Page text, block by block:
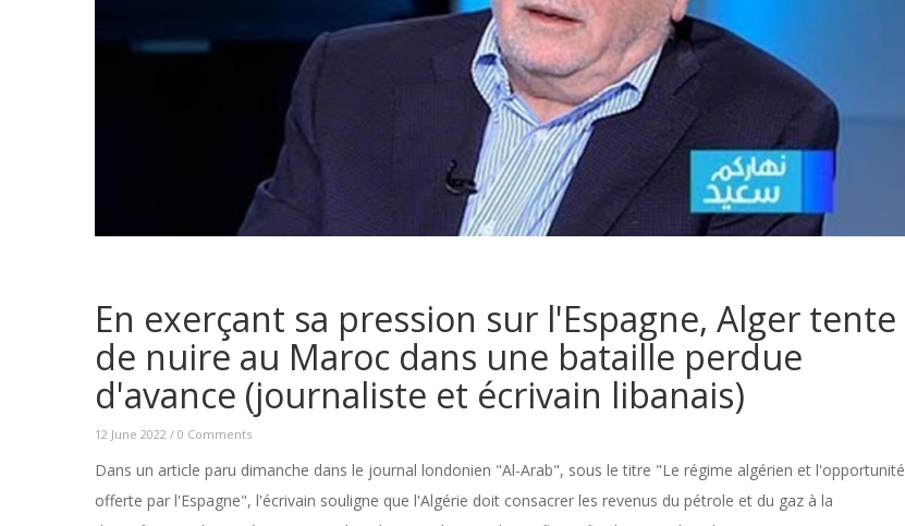
En exerçant sa pression sur l'Espagne, Alger tente
de nuire au Maroc dans une bataille perdue
d'avance (journaliste et écrivain libanais)
12 June 2022 / 0 Comments
Dans un article paru dimanche dans le journal londonien "Al-Arab", sous le titre "Le régime algérien et l'opportunité
offerte par l'Espagne", l'écrivain souligne que l'Algérie doit consacrer les revenus du pétrole et du gaz à la